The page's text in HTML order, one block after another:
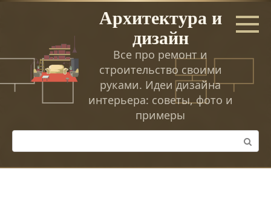
Перейти
Архитектура и
дизайн
Все про ремонт и
строительство своими
руками. Идеи дизайна
интерьера: советы, фото и
примеры
Поиск: